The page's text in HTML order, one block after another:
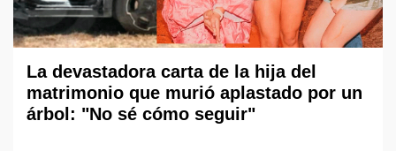
La devastadora carta de la hija del
matrimonio que murió aplastado por un
árbol: "No sé cómo seguir"